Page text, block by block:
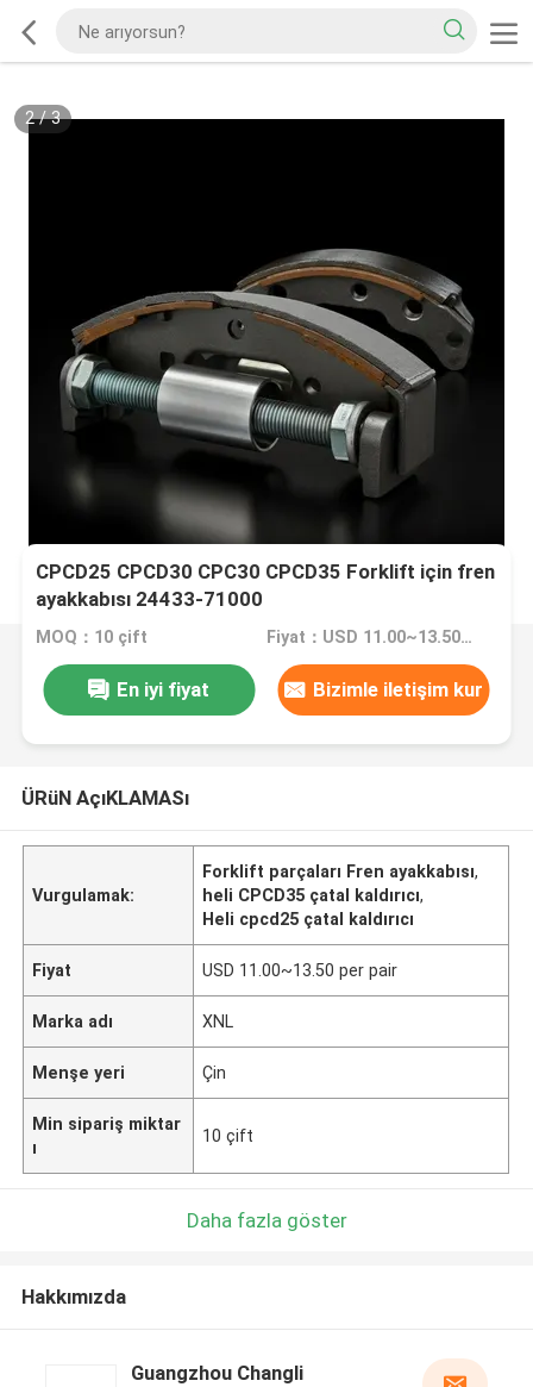
2/3
CPCD25 CPCD30 CPC30 CPCD35 Forklift için fren
ayakkabısı 24433-71000
MOQ：10 çift Fiyat：USD 11.00~13.50 per pair
En iyi fiyat Bizimle iletişim kur
ÜRüN AçıKLAMASı
Vurgulamak:
Forklift parçaları Fren ayakkabısı,
heli CPCD35 çatal kaldırıcı,
Heli cpcd25 çatal kaldırıcı
Fiyat USD 11.00~13.50 per pair
Marka adı XNL
Menşe yeri Çin
Min sipariş miktar
ı
10 çift
Daha fazla göster
Hakkımızda
Guangzhou Changli